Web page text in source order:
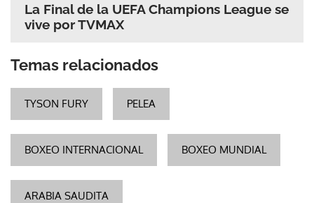
La Final de la UEFA Champions League se
vive por TVMAX
Temas relacionados
TYSON FURY PELEA
BOXEO INTERNACIONAL BOXEO MUNDIAL
ARABIA SAUDITA